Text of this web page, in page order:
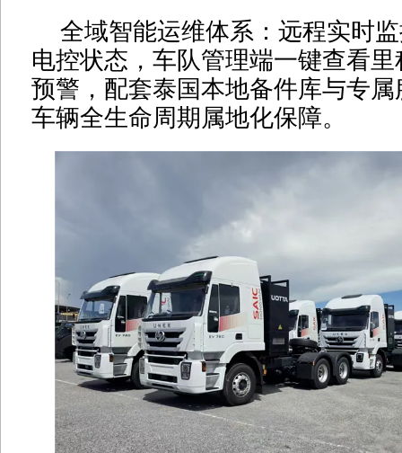
全域智能运维体系：远程实时
电控状态，车队管理端一键查看
预警，配套泰国本地备件库与专
车辆全生命周期属地化保障。